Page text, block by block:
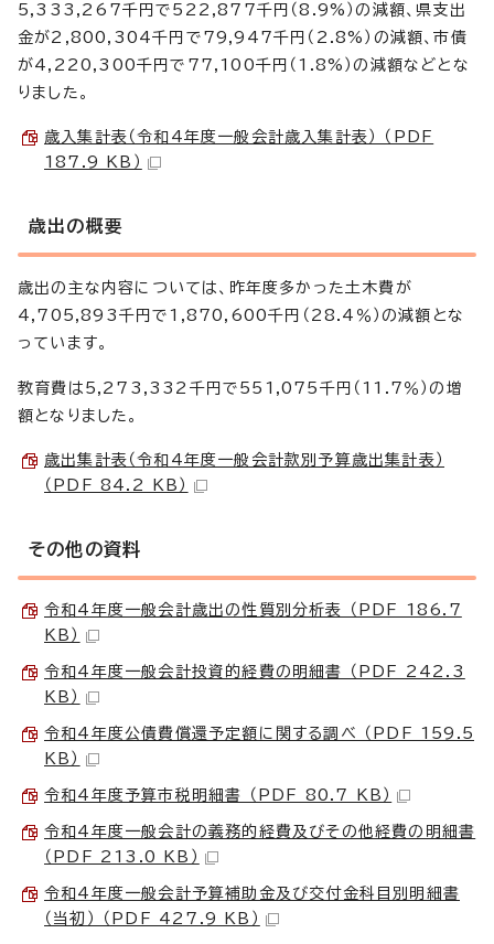
5,333,267千円で522,877千円（8.9%）の減額、県支出
金が2,800,304千円で79,947千円（2.8%）の減額、市債
が4,220,300千円で77,100千円（1.8%）の減額などとな
りました。
歳入集計表（令和4年度一般会計歳入集計表） （PDF
187.9 KB）
歳出の概要
歳出の主な内容については、昨年度多かった土木費が
4,705,893千円で1,870,600千円（28.4％）の減額とな
っています。
教育費は5,273,332千円で551,075千円（11.7％）の増
額となりました。
歳出集計表（令和4年度一般会計款別予算歳出集計表）
（PDF 84.2 KB）
その他の資料
令和4年度一般会計歳出の性質別分析表 （PDF 186.7
KB）
令和4年度一般会計投資的経費の明細書 （PDF 242.3
KB）
令和4年度公債費償還予定額に関する調べ （PDF 159.5
KB）
令和4年度予算市税明細書 （PDF 80.7 KB）
令和4年度一般会計の義務的経費及びその他経費の明細書
（PDF 213.0 KB）
令和4年度一般会計予算補助金及び交付金科目別明細書
（当初） （PDF 427.9 KB）